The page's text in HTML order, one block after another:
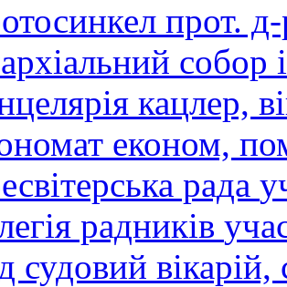
прот.
собор
кацлер,
економ,
рада
радників
судовий вікарій,